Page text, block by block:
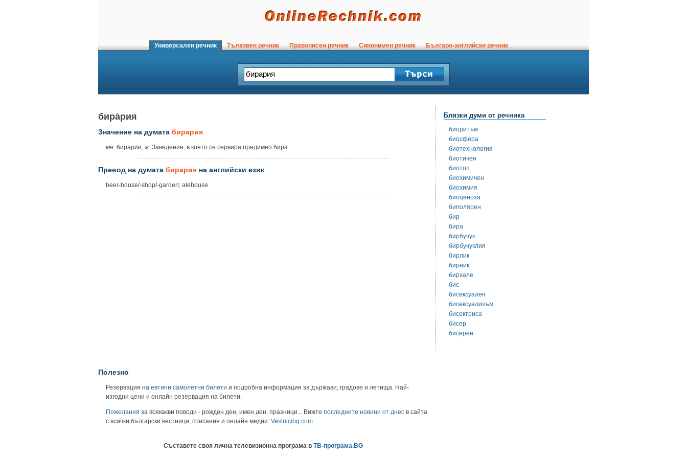
Универсален речник Тълковен речник Правописен речник Синонимен речник Българо-английски речник
бира̀рия
Значение на думата бирария
мн. бирарии,ж. Заведение, в което се сервира предимно бира.
Превод на думата бирария на английски език
beer-house/-shop/-garden; alehouse
Полезно
Резервация на евтини самолетни билети и подробна информация за държави, градове и летища. Най-
изгодни цени и онлайн резервация на билети.
Пожелания за всякакви поводи - рожден ден, имен ден, празници... Вижте последните новини от днес в сайта
с всички български вестници, списания и онлайн медии: Vestnicibg.com.
Съставете своя лична телевизионна програма в ТВ-програма.BG
Близки думи от речника
биоритъм
биосфера
биотехнология
биотичен
биотоп
биохимичен
биохимия
биоценоза
биполярен
бир
бира
бирбучук
бирбучуклия
бирлик
бирник
бирхале
бис
бисексуален
бисексуализъм
бисектриса
бисер
бисерен